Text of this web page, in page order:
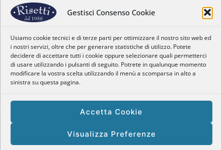
Gestisci Consenso Cookie
Usiamo cookie tecnici e di terze parti per ottimizzare il nostro sito web ed
i nostri servizi, oltre che per generare statistiche di utilizzo. Potete
decidere di accettare tutti i cookie oppure selezionare quali permetterci
di usare utilizzando i pulsanti di seguito. Potrete in qualunque momento
modificare la vostra scelta utilizzando il menù a scomparsa in alto a
sinistra su questa pagina.
Accetta Cookie
Visualizza Preferenze
Il nostro staff
Dove siamo
Orari
Newsletter
Privacy Policy
Tema responsive | Site byTomarelli Marco